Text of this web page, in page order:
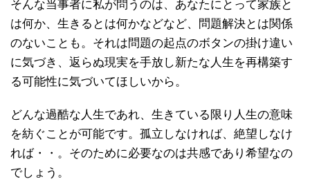
そんな当事者に私が問うのは、あなたにとって家族と
は何か、生きるとは何かなどなど、問題解決とは関係
のないことも。それは問題の起点のボタンの掛け違い
に気づき、返らぬ現実を手放し新たな人生を再構築す
る可能性に気づいてほしいから。
どんな過酷な人生であれ、生きている限り人生の意味
を紡ぐことが可能です。孤立しなければ、絶望しなけ
れば・・。そのために必要なのは共感であり希望なの
でしょう。